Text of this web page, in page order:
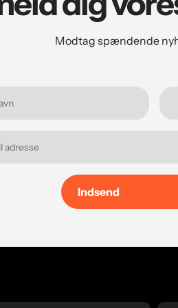
Modtag spændende
Indsend